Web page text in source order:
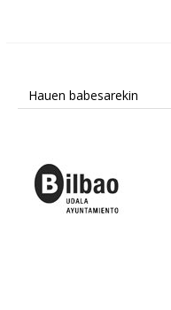
Hauen babesarekin